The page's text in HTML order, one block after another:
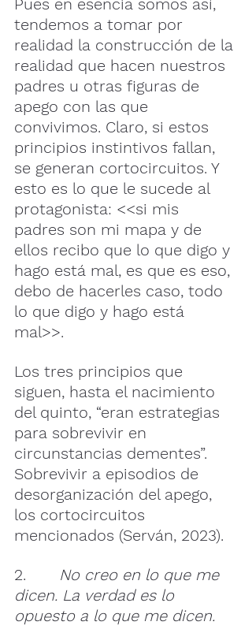
tendemos a tomar por
realidad la construcción de la
realidad que hacen nuestros
padres u otras figuras de
apego con las que
convivimos. Claro, si estos
principios instintivos fallan,
se generan cortocircuitos. Y
esto es lo que le sucede al
protagonista: <<si mis
padres son mi mapa y de
ellos recibo que lo que digo y
hago está mal, es que es eso,
debo de hacerles caso, todo
lo que digo y hago está
mal>>.
Los tres principios que
siguen, hasta el nacimiento
del quinto, “eran estrategias
para sobrevivir en
circunstancias dementes”.
Sobrevivir a episodios de
desorganización del apego,
los cortocircuitos
mencionados (Serván, 2023).
2. No creo en lo que me
dicen. La verdad es lo
opuesto a lo que me dicen.